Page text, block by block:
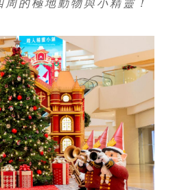
的極地動物與小精靈！